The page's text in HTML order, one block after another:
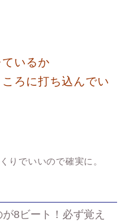
いるか
ろに打ち込んでい
りでいいので確実に。
8ビート！必ず覚え